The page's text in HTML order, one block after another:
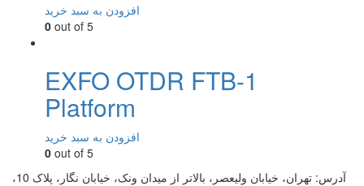
افزودن به سبد خرید
0 out of 5
EXFO OTDR FTB-1
Platform
افزودن به سبد خرید
0 out of 5
آدرس:
تهران، خیابان ولیعصر، بالاتر از میدان ونک، خیابان نگار، پلاک 10،